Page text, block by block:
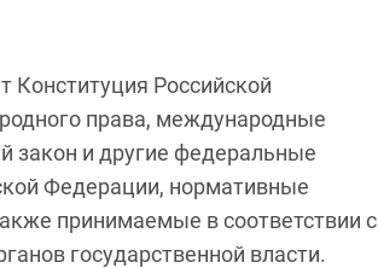
Конституция Российской
права, международные
закон и другие федеральные
Федерации, нормативные
принимаемые в соответствии с
государственной власти.